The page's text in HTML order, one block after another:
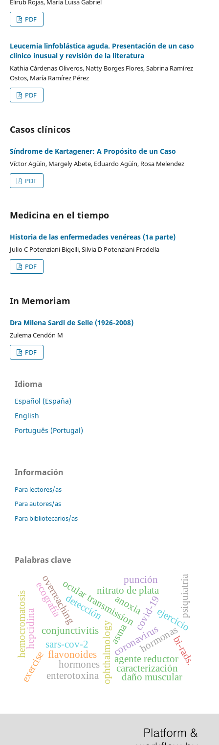
Elirub Rojas, María Luisa Gabriel
PDF
Leucemia linfoblástica aguda. Presentación de un caso
clínico inusual y revisión de la literatura
Kathia Cárdenas Oliveros, Natty Borges Flores, Sabrina Ramírez
Ostos, María Ramírez Pérez
PDF
Casos clínicos
Síndrome de Kartagener: A Propósito de un Caso
Víctor Agüin, Margely Abete, Eduardo Agüin, Rosa Melendez
PDF
Medicina en el tiempo
Historia de las enfermedades venéreas (1a parte)
Julio C Potenziani Bigelli, Silvia D Potenziani Pradella
PDF
In Memoriam
Dra Milena Sardi de Selle (1926-2008)
Zulema Cendón M
PDF
Idioma
Español (España)
English
Português (Portugal)
Información
Para lectores/as
Para autores/as
Para bibliotecarios/as
Palabras clave
conjunctivitis coronavirus
covid-19
ocular transmission
ophthalmology
sars-cov-2
nitrato de plata
agente reductor
caracterización
flavonoides
hormonas
ejercicio
daño muscular
overreaching
hormones
exercise
psiquiatría
enterotoxina
detección
punción
ecografía
bi-rads.
hepcidina
anoxia
hemocromatosis asma